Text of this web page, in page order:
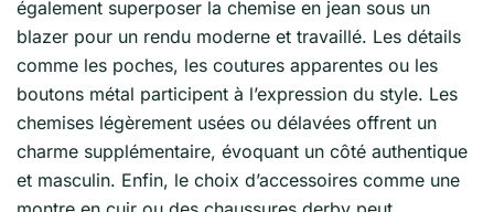
également superposer la chemise en jean sous un
blazer pour un rendu moderne et travaillé. Les détails
comme les poches, les coutures apparentes ou les
boutons métal participent à l’expression du style. Les
chemises légèrement usées ou délavées offrent un
charme supplémentaire, évoquant un côté authentique
et masculin. Enfin, le choix d’accessoires comme une